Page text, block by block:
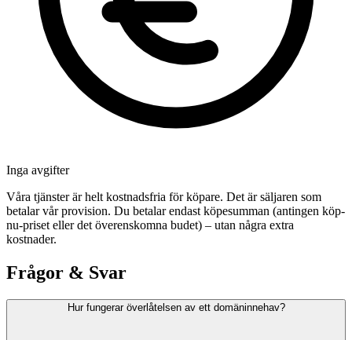
Inga avgifter
Våra tjänster är helt kostnadsfria för köpare. Det är säljaren som
betalar vår provision. Du betalar endast köpesumman (antingen köp-
nu-priset eller det överenskomna budet) – utan några extra
kostnader.
Frågor & Svar
Hur fungerar överlåtelsen av ett domäninnehav?